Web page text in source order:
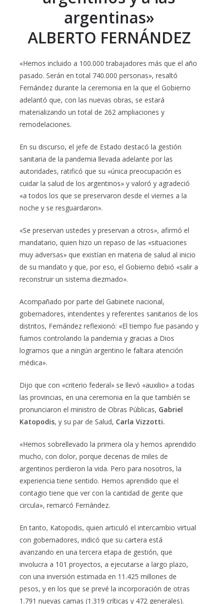
argentinas»
ALBERTO FERNÁNDEZ
«Hemos incluido a 100.000 trabajadores más que el año
pasado. Serán en total 740.000 personas», resaltó
Fernández durante la ceremonia en la que el Gobierno
adelantó que, con las nuevas obras, se estará
materializando un total de 262 ampliaciones y
remodelaciones.
En su discurso, el jefe de Estado destacó la gestión
sanitaria de la pandemia llevada adelante por las
autoridades, ratificó que su «única preocupación es
cuidar la salud de los argentinos» y valoró y agradeció
«a todos los que se preservaron desde el viernes a la
noche y se resguardaron».
«Se preservan ustedes y preservan a otros», afirmó el
mandatario, quien hizo un repaso de las «situaciones
muy adversas» que existían en materia de salud al inicio
de su mandato y que, por eso, el Gobierno debió «salir a
reconstruir un sistema diezmado».
Acompañado por parte del Gabinete nacional,
gobernadores, intendentes y referentes sanitarios de los
distritos, Fernández reflexionó: «El tiempo fue pasando y
fuimos controlando la pandemia y gracias a Dios
logramos que a ningún argentino le faltara atención
médica».
Dijo que con «criterio federal» se llevó «auxilio» a todas
las provincias, en una ceremonia en la que también se
pronunciaron el ministro de Obras Públicas, Gabriel
Katopodis, y su par de Salud, Carla Vizzotti.
«Hemos sobrellevado la primera ola y hemos aprendido
mucho, con dolor, porque decenas de miles de
argentinos perdieron la vida. Pero para nosotros, la
experiencia tiene sentido. Hemos aprendido que el
contagio tiene que ver con la cantidad de gente que
circula», remarcó Fernández.
En tanto, Katopodis, quien articuló el intercambio virtual
con gobernadores, indicó que su cartera está
avanzando en una tercera etapa de gestión, que
involucra a 101 proyectos, a ejecutarse a largo plazo,
con una inversión estimada en 11.425 millones de
pesos, y en los que se prevé la incorporación de otras
1.791 nuevas camas (1.319 críticas y 472 generales).